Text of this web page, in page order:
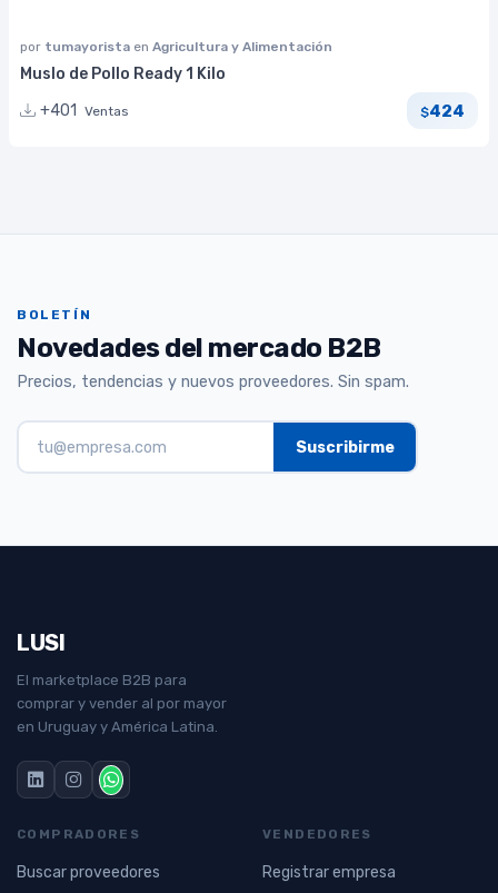
por tumayorista en Agricultura y Alimentación
Muslo de Pollo Ready 1 Kilo
+401
Ventas $424
BOLETÍN
Novedades del mercado B2B
Precios, tendencias y nuevos proveedores. Sin spam.
LUSI
El marketplace B2B para
comprar y vender al por mayor
en Uruguay y América Latina.
COMPRADORES
Buscar proveedores
VENDEDORES
Registrar empresa